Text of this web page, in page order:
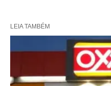
LEIA TAMBÉM